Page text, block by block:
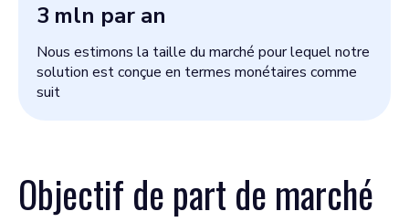
3 mln par an
Nous estimons la taille du marché pour lequel notre
solution est conçue en termes monétaires comme
suit
Objectif de part de marché